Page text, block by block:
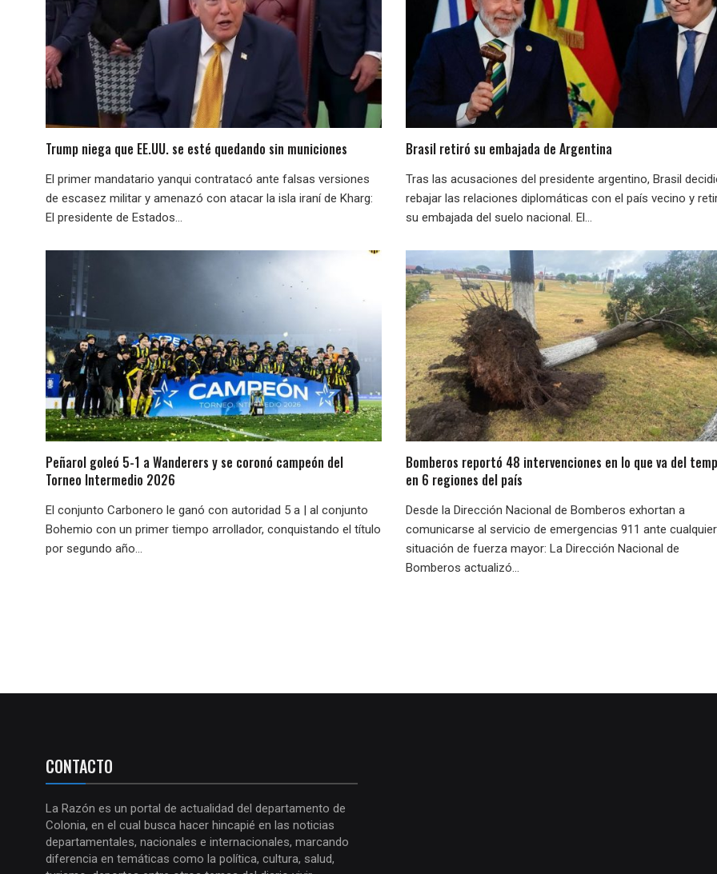
Trump niega que EE.UU. se esté quedando sin municiones
El primer mandatario yanqui contratacó ante falsas versiones
de escasez militar y amenazó con atacar la isla iraní de Kharg:
El presidente de Estados...
Brasil retiró su embajada de Argentina
Tras las acusaciones del presidente argentino, Brasil
rebajar las relaciones diplomáticas con el país vecino y
su embajada del suelo nacional. El...
Peñarol goleó 5-1 a Wanderers y se coronó campeón del
Torneo Intermedio 2026
El conjunto Carbonero le ganó con autoridad 5 a | al conjunto
Bohemio con un primer tiempo arrollador, conquistando el título
por segundo año...
Bomberos reportó 48 intervenciones en lo que va del
en 6 regiones del país
Desde la Dirección Nacional de Bomberos exhortan a
comunicarse al servicio de emergencias 911 ante cualquier
situación de fuerza mayor: La Dirección Nacional de
Bomberos actualizó...
CONTACTO
La Razón es un portal de actualidad del departamento de
Colonia, en el cual busca hacer hincapié en las noticias
departamentales, nacionales e internacionales, marcando
diferencia en temáticas como la política, cultura, salud,